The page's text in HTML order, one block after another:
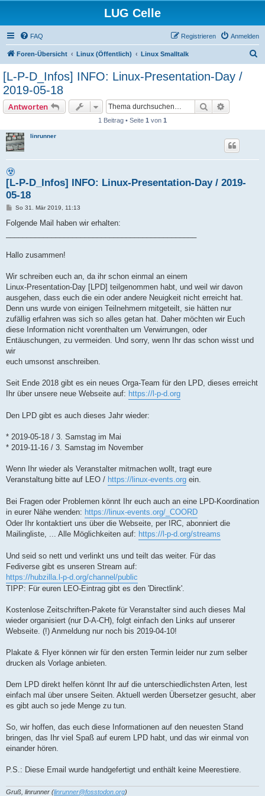
LUG Celle
FAQ Anmelden
Registrieren
Foren-Übersicht Linux (Öffentlich) Linux Smalltalk
[L-P-D_Infos] INFO: Linux-Presentation-Day /
2019-05-18
Antworten Suche
1 Beitrag • Seite 1 von 1
linrunner
[L-P-D_Infos] INFO: Linux-Presentation-Day / 2019-
05-18
B
i
So 31. Mär 2019, 11:13
Folgende Mail haben wir erhalten:
Hallo zusammen!
Wir schreiben euch an, da ihr schon einmal an einem
Linux-Presentation-Day [LPD] teilgenommen habt, und weil wir davon
ausgehen, dass euch die ein oder andere Neuigkeit nicht erreicht hat.
Denn uns wurde von einigen Teilnehmern mitgeteilt, sie hätten nur
zufällig erfahren was sich so alles getan hat. Daher möchten wir Euch
diese Information nicht vorenthalten um Verwirrungen, oder
Entäuschungen, zu vermeiden. Und sorry, wenn Ihr das schon wisst und
wir
euch umsonst anschreiben.
Seit Ende 2018 gibt es ein neues Orga-Team für den LPD, dieses erreicht
Ihr über unsere neue Webseite auf: https://l-p-d.org
Den LPD gibt es auch dieses Jahr wieder:
* 2019-05-18 / 3. Samstag im Mai
* 2019-11-16 / 3. Samstag im November
Wenn Ihr wieder als Veranstalter mitmachen wollt, tragt eure
Veranstaltung bitte auf LEO / https://linux-events.org ein.
Bei Fragen oder Problemen könnt Ihr euch auch an eine LPD-Koordination
in eurer Nähe wenden: https://linux-events.org/_COORD
Oder Ihr kontaktiert uns über die Webseite, per IRC, abonniert die
Mailingliste, ... Alle Möglichkeiten auf: https://l-p-d.org/streams
Und seid so nett und verlinkt uns und teilt das weiter. Für das
Fediverse gibt es unseren Stream auf:
https://hubzilla.l-p-d.org/channel/public
TIPP: Für euren LEO-Eintrag gibt es den 'Directlink'.
Kostenlose Zeitschriften-Pakete für Veranstalter sind auch dieses Mal
wieder organisiert (nur D-A-CH), folgt einfach den Links auf unserer
Webseite. (!) Anmeldung nur noch bis 2019-04-10!
Plakate & Flyer können wir für den ersten Termin leider nur zum selber
drucken als Vorlage anbieten.
Dem LPD direkt helfen könnt Ihr auf die unterschiedlichsten Arten, lest
einfach mal über unsere Seiten. Aktuell werden Übersetzer gesucht, aber
es gibt auch so jede Menge zu tun.
So, wir hoffen, das euch diese Informationen auf den neuesten Stand
bringen, das Ihr viel Spaß auf eurem LPD habt, und das wir einmal von
einander hören.
P.S.: Diese Email wurde handgefertigt und enthält keine Meerestiere.
Gruß, linrunner (linrunner@fosstodon.org)